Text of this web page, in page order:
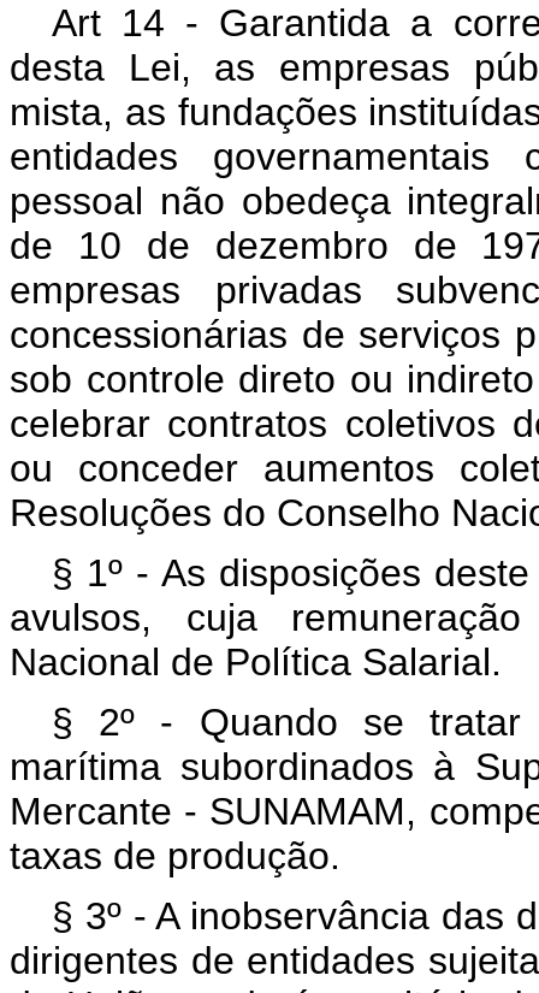
Art 14 - Garantida a
desta Lei, as empresas
mista, as fundações
entidades
pessoal não obedeça
de 10 de dezembro de
empresas privadas
concessionárias de serviços
sob controle direto ou
celebrar contratos coletivos
ou conceder aumentos
Resoluções do Conselho
§ 1º - As disposições
avulsos, cuja
Nacional de Política Salarial.
§ 2º - Quando se tratar
marítima subordinados à
Mercante - SUNAMAM,
taxas de produção.
§ 3º - A inobservância das
dirigentes de entidades